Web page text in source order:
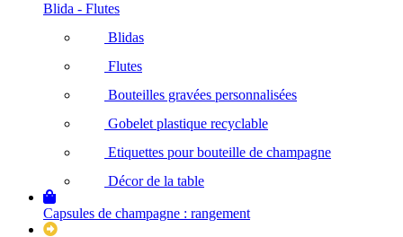
Blida - Flutes
Blidas
Flutes
Bouteilles gravées personnalisées
Gobelet plastique recyclable
Etiquettes pour bouteille de champagne
Décor de la table
Capsules de champagne : rangement